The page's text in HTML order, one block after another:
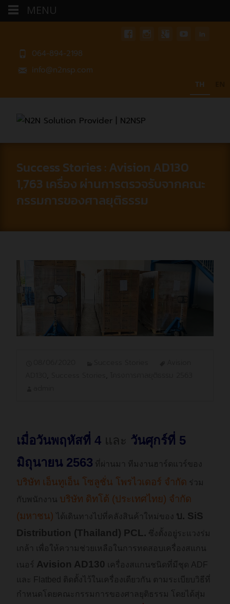
064-894-2198
info@n2nsp.com
TH
Success Stories : Avision AD130
1,763 เครื่อง ผ่านการตรวจรับจากคณะ
กรรมการของศาลยุติธรรม
, ,
เมื่อวันพฤหัสที่ 4 และ วันศุกร์ที่ 5
มิถุนายน 2563 ที่ผ่านมา ทีมงานฮาร์ดแวร์ของ
บริษัท เอ็นทูเอ็น โซลูชั่น โพรไวเดอร์ จำกัด ร่วม
กับพนักงาน บริษัท ดิทโต้ (ประเทศไทย) จำกัด
(มหาชน)
ได้เดินทางไปที่คลังสินค้าใหม่ของ บ. SiS
Distribution (Thailand) PCL. ซึ่งตั้งอยู่ระแวงร่ม
เกล้า เพื่อให้ความช่วยเหลือในการทดสอบเครื่องสแกน
เนอร์ Avision AD130
เครื่องสแกนชนิดที่มีชุด ADF
และ Flatbed ติดตั้งไว้ในเครื่องเดียวกัน ตามระเบียบวิธีที่
กำหนดโดยคณะกรรมการของศาลยุติธรรม โดยได้สุ่ม
MENU